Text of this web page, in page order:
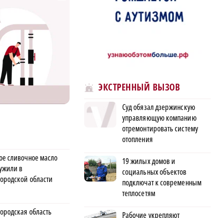
сливочное масло
в
области
область
ЭКСТРЕННЫЙ ВЫЗОВ
Суд обязал дзержинскую
управляющую компанию
отремонтировать систему
отопления
19 жилых домов и
социальных объектов
подключат к современным
теплосетям
Рабочие укрепляют